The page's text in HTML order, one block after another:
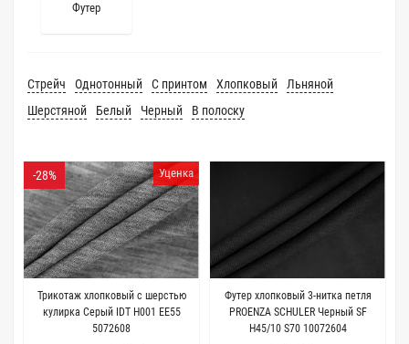
Футер
Стрейч Однотонный С принтом Хлопковый
Льняной
Шерстяной
Белый Черный В полоску
Уценка
-28%
Трикотаж хлопковый с шерстью
кулирка Серый IDT H001 EE55
5072608
Футер хлопковый 3-нитка петля
PROENZA SCHULER Черный SF
H45/10 S70 10072604